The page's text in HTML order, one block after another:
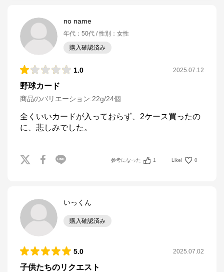
no name
年代 ： 50代 性別 ： 女性
購入確認済み
1.0 2025.07.12
野球カード
商品のバリエーション:22g/24個
全くいいカードが入っておらず、2ケース買ったの
に、悲しみでした。
参考になった 1 Like! 0
いっくん
購入確認済み
5.0 2025.07.02
子供たちのリクエスト